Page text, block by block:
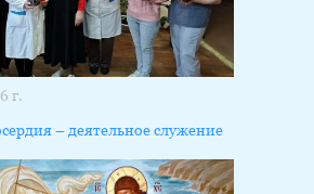
г.
– деятельное служение